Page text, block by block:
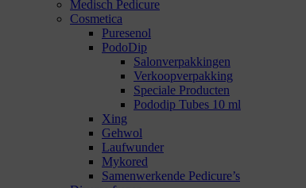
Medisch Pedicure
Cosmetica
Puresenol
PodoDip
Salonverpakkingen
Verkoopverpakking
Speciale Producten
Pododip Tubes 10 ml
Xing
Gehwol
Laufwunder
Mykored
Samenwerkende Pedicure’s